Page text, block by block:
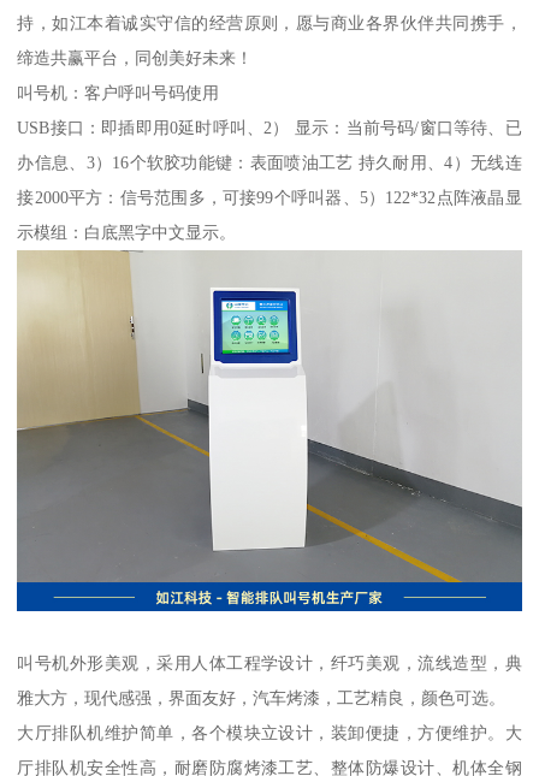
持，如江本着诚实守信的经营原则，愿与商业各界伙伴共同携手，
缔造共赢平台，同创美好未来！
叫号机：客户呼叫号码使用
USB接口：即插即用0延时呼叫、2） 显示：当前号码/窗口等待、已
办信息、3）16个软胶功能键：表面喷油工艺 持久耐用、4）无线连
接2000平方：信号范围多，可接99个呼叫器、5）122*32点阵液晶显
示模组：白底黑字中文显示。
叫号机外形美观，采用人体工程学设计，纤巧美观，流线造型，典
雅大方，现代感强，界面友好，汽车烤漆，工艺精良，颜色可选。
大厅排队机维护简单，各个模块立设计，装卸便捷，方便维护。大
厅排队机安全性高，耐磨防腐烤漆工艺、整体防爆设计、机体全钢